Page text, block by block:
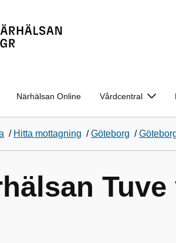
Närhälsan Online Vårdcentral
/ Hitta mottagning /Göteborg /